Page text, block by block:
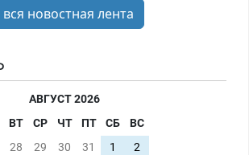
вся новостная лента
АВГУСТ 2026
ВТ СР ЧТ ПТ СБ
ВС
28 29 30 31 1
2